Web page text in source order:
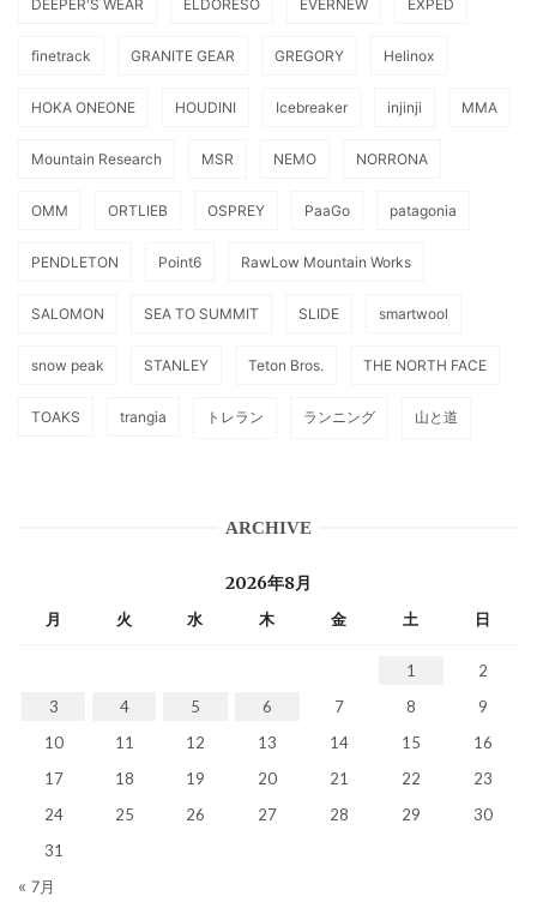
DEEPER'S WEAR ELDORESO EVERNEW EXPED
finetrack GRANITE GEAR GREGORY Helinox
HOKA ONEONE HOUDINI Icebreaker injinji MMA
Mountain Research MSR NEMO NORRONA
OMM ORTLIEB OSPREY PaaGo patagonia
PENDLETON Point6 RawLow Mountain Works
SALOMON SEA TO SUMMIT SLIDE smartwool
snow peak STANLEY Teton Bros. THE NORTH FACE
TOAKS trangia トレラン ランニング 山と道
ARCHIVE
2026年8月
月 火 水 木 金 土 日
1
2
3
4 5 6 7 8
9
10
11 12 13 14 15
16
17
18 19 20 21 22
23
24
25 26 27 28 29
30
31
« 7月